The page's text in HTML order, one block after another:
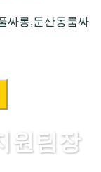
싸롱,둔산동룸싸
원팀장